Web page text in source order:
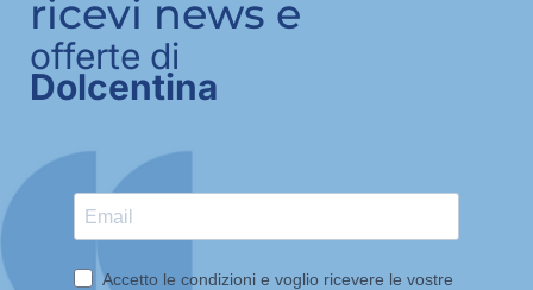
ricevi news e
offerte di
Dolcentina
Accetto le condizioni e voglio ricevere le vostre